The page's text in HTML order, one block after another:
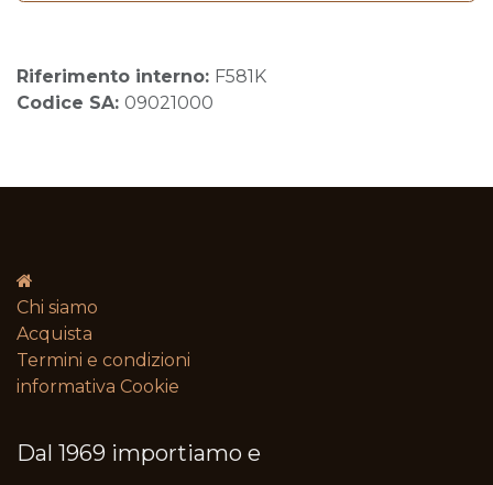
Riferimento interno: F581K
Codice SA: 09021000
Chi siamo
Acquista
Termini e condizioni​
informativa Cookie
Dal 1969 importiamo e